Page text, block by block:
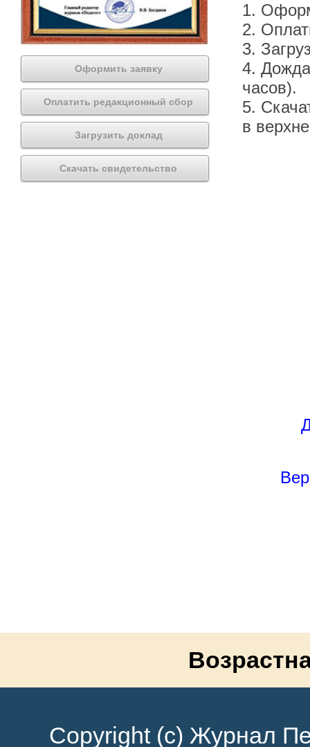
Оформить заявку
Оплатить редакционный сбор
Загрузить доклад
Скачать свидетельство
1.
2.
3.
4.
часов).
5.
в
Copyright (c) Журнал